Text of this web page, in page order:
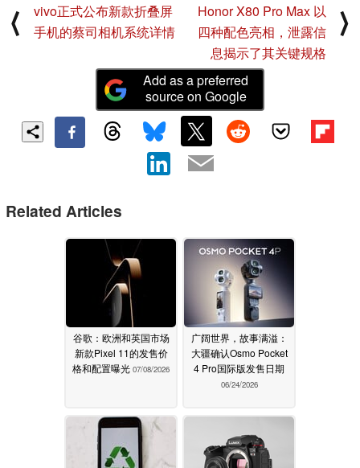
⟨
vivo正式公布新款折叠屏
手机的蔡司相机系统详情
Honor X80 Pro Max 以
四种配色亮相，泄露信
息揭示了其关键规格
⟩
Add as a preferred
source on Google
Related Articles
谷歌：欧洲和英国市场
新款Pixel 11的发售价
格和配置曝光 07/08/2026
广阔世界，故事满溢：
大疆确认Osmo Pocket
4 Pro国际版发售日期
06/24/2026